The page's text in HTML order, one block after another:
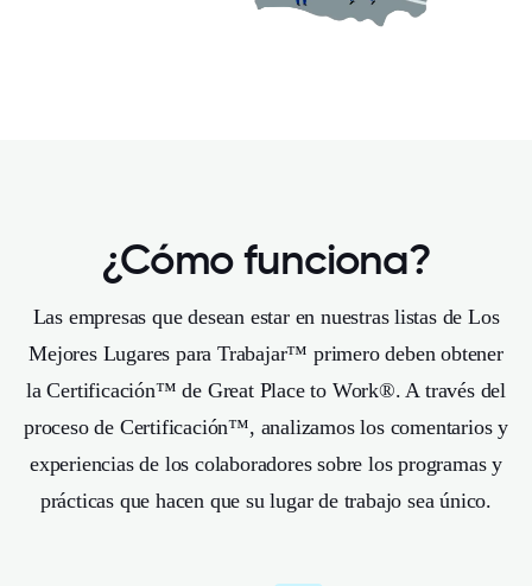
¿Cómo funciona?
Las empresas que desean estar en nuestras listas de Los
Mejores Lugares para Trabajar™ primero deben obtener
la Certificación™ de Great Place to Work®. A través del
proceso de Certificación™, analizamos los comentarios y
experiencias de los colaboradores sobre los programas y
prácticas que hacen que su lugar de trabajo sea único.